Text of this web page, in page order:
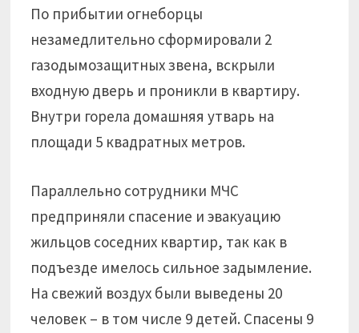
По прибытии огнеборцы
незамедлительно сформировали 2
газодымозащитных звена, вскрыли
входную дверь и проникли в квартиру.
Внутри горела домашняя утварь на
площади 5 квадратных метров.
Параллельно сотрудники МЧС
предприняли спасение и эвакуацию
жильцов соседних квартир, так как в
подъезде имелось сильное задымление.
На свежий воздух были выведены 20
человек – в том числе 9 детей. Спасены 9